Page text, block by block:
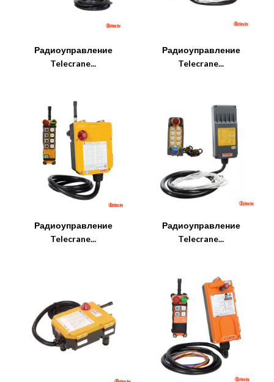
Радиоуправление
Telecrane...
Радиоуправление
Telecrane...
Радиоуправление
Telecrane...
Радиоуправление
Telecrane...